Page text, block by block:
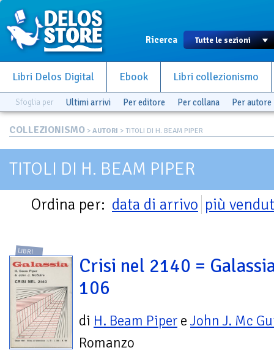
Ricerca
Libri Delos Digital Ebook Libri collezionismo
Sfoglia per Ultimi arrivi Per editore Per collana Per autore
COLLEZIONISMO > AUTORI > TITOLI DI H. BEAM PIPER
TITOLI DI H. BEAM PIPER
Ordina per: data di arrivo più
LIBRI
Crisi nel 2140 =
106
di H. Beam Piper e John J. Mc
Romanzo